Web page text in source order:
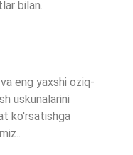
bilan.
eng yaxshi oziq-
uskunalarini
ko'rsatishga